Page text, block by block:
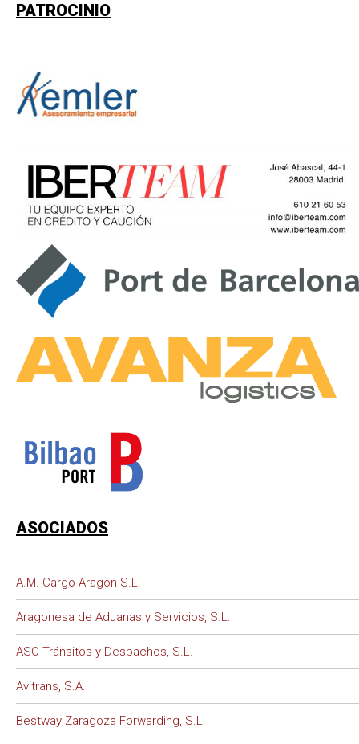
PATROCINIO
ASOCIADOS
A.M. Cargo Aragón S.L.
Aragonesa de Aduanas y Servicios, S.L.
ASO Tránsitos y Despachos, S.L.
Avitrans, S.A.
Bestway Zaragoza Forwarding, S.L.